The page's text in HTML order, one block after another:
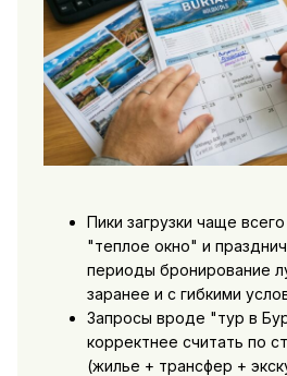
Пики загрузки чаще
"теплое окно" и
периоды бронирование
заранее и с гибкими
Запросы вроде "тур в
корректнее считать по
(жилье + трансфер +